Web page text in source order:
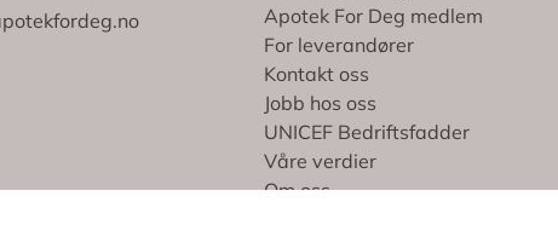
Apotek For Deg medlem
For leverandører
Kontakt oss
Jobb hos oss
UNICEF Bedriftsfadder
Våre verdier
Om oss